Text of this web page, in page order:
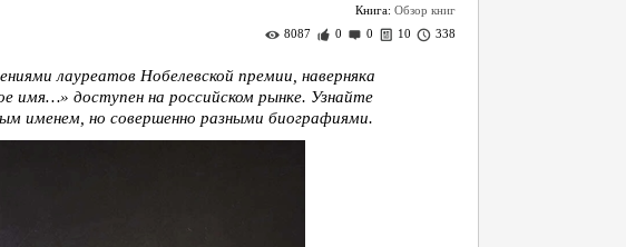
Книга: Обзор книг
8087
0 0 10 338
лауреатов Нобелевской премии, наверняка
имя…» доступен на российском рынке. Узнайте
именем, но совершенно разными биографиями.